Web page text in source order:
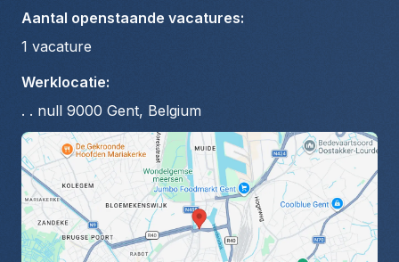
Aantal openstaande vacatures:
1 vacature
Werklocatie:
. . null 9000 Gent, Belgium